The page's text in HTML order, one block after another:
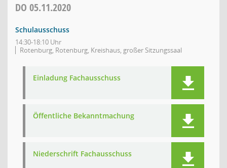
DO 05.11.2020
Schulausschuss
14:30-18:10 Uhr
Rotenburg, Rotenburg, Kreishaus, großer Sitzungssaal
Einladung Fachausschuss
Öffentliche Bekanntmachung
Niederschrift Fachausschuss